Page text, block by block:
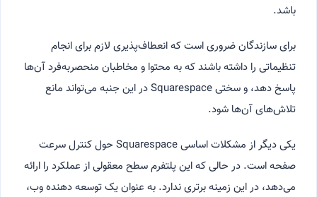
باشد.
برای سازندگان ضروری است که انعطاف‌پذیری لازم برای انجام
تنظیماتی را داشته باشند که به محتوا و مخاطبان منحصربه‌فرد آن‌ها
پاسخ دهد، و سختی Squarespace در این جنبه می‌تواند مانع
تلاش‌های آن‌ها شود.
یکی دیگر از مشکلات اساسی Squarespace حول کنترل سرعت
صفحه است. در حالی که این پلتفرم سطح معقولی از عملکرد را ارائه
می‌دهد، در این زمینه برتری ندارد. به عنوان یک توسعه دهنده وب،